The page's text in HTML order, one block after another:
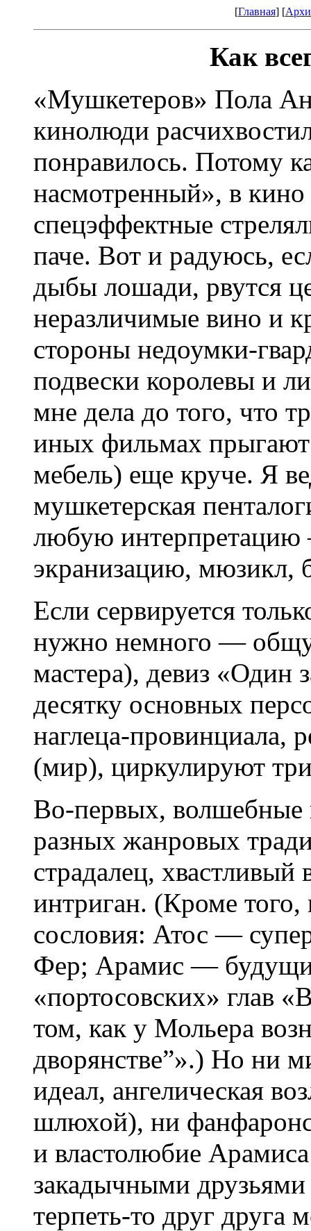
[Главная] [
Как
«Мушкетеров» Пола
кинолюди
понравилось. Потому
насмотренный», в
спецэффектные
паче. Вот и радуюсь,
дыбы лошади, рвутся
неразличимые вино и
стороны недоумки-
подвески королевы и
мне дела до того, что
иных фильмах
мебель) еще круче. Я
мушкетерская
любую интерпретацию
экранизацию, мюзикл,
Если сервируется
нужно немного —
мастера), девиз «Один
десятку основных
наглеца-провинциала,
(мир), циркулируют
Во-первых,
разных жанровых
страдалец,
интриган. (Кроме
сословия: Атос —
Фер; Арамис —
«портосовских» глав
том, как у Мольера
дворянстве”».) Но ни
идеал, ангелическая
шлюхой), ни
и властолюбие
закадычными
терпеть-то друг друга